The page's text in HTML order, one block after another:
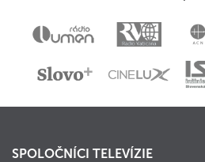
SPOLOČNÍCI TELEVÍZIE